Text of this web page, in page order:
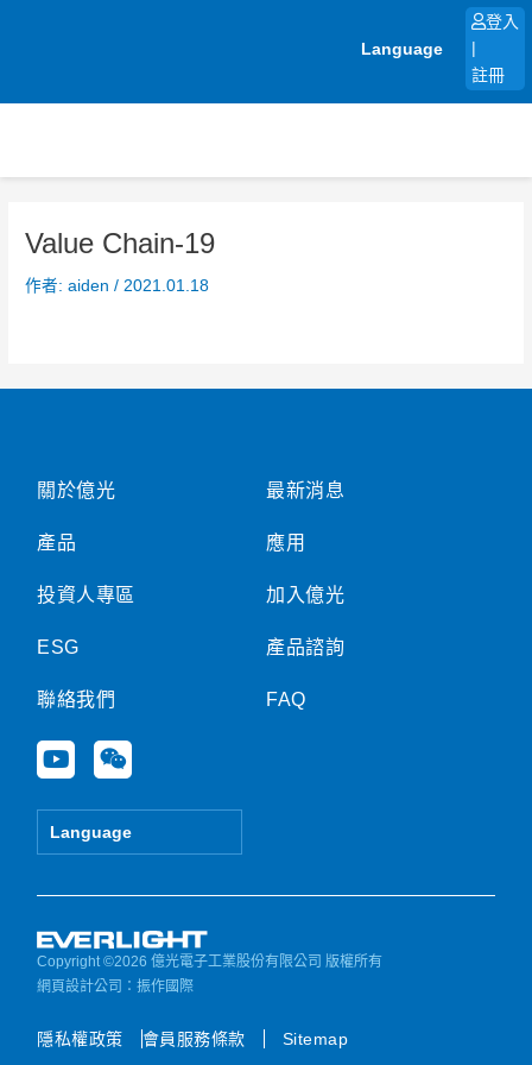
Language
登入
註冊
Value Chain-19
作者:aiden/ 2021.01.18
關於億光
產品
投資人專區
ESG
聯絡我們
Y
o
u
e
W
e
i
Language
最新消息
應用
加入億光
產品諮詢
FAQ
Copyright ©2026 億光電子工業股份有限公司 版權所有
網頁設計公司 ：振作國際
隱私權政策 會員服務條款 Sitemap